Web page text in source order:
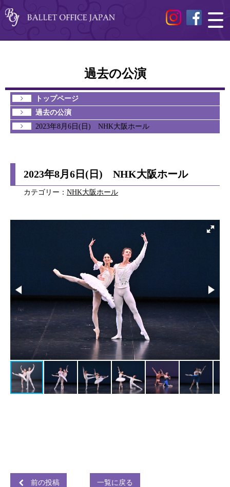
過去の公演
トップページ
過去の公演
2023年8月6日(日) NHK大阪ホール
2023年8月6日(日) NHK大阪ホール
カテゴリー： NHK大阪ホール
前の投稿 一覧に戻る